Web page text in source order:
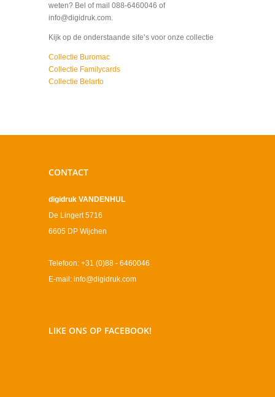
weten? Bel of mail 088-6460046 of
info@digidruk.com.
Kijk op de onderstaande site’s voor onze collectie
Collectie Buromac
Collectie Familycards
Collectie Belarto
CONTACT
digidruk VANDENHUL
De Lingert 5716
6605 DP Wijchen
Telefoon: +31 (0)88 - 6460046
E-mail: info@digidruk.com
LIKE ONS OP FACEBOOK!